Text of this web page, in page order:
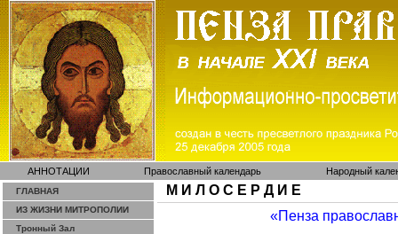
АННОТАЦИИ Православный календарь Народный
ГЛАВНАЯ
ИЗ ЖИЗНИ МИТРОПОЛИИ
Тронный Зал
М И Л О С Е Р Д И Е
«Пенза